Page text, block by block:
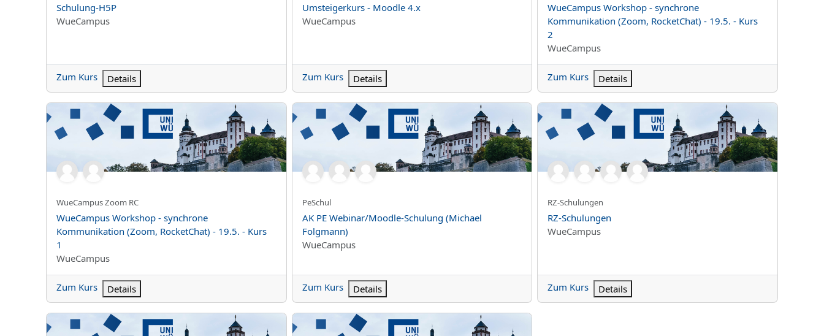
Kursname
Schulung-H5P
Kursbereich
WueCampus
Zum Kurs Details
Kursname
Umsteigerkurs - Moodle 4.x
Kursbereich
WueCampus
Zum Kurs Details
Kursname
WueCampus Workshop - synchrone
Kommunikation (Zoom, RocketChat) - 19.5. - Kurs
2
Kursbereich
WueCampus
Zum Kurs Details
WueCampus Workshop - synchrone Kommunikation (Zoom, RocketChat) - 19.5. - Kurs 1
Kurzer Kursname
WueCampus Zoom RC
Kursname
WueCampus Workshop - synchrone
Kommunikation (Zoom, RocketChat) - 19.5. - Kurs
1
Kursbereich
WueCampus
Zum Kurs Details
AK PE Webinar/Moodle-Schulung (Michael Folgmann)
Kurzer Kursname
PeSchul
Kursname
AK PE Webinar/Moodle-Schulung (Michael
Folgmann)
Kursbereich
WueCampus
Zum Kurs Details
RZ-Schulungen
Kurzer Kursname
RZ-Schulungen
Kursname
RZ-Schulungen
Kursbereich
WueCampus
Zum Kurs Details
Schulungskurs Medizinische Fakultät FAQ